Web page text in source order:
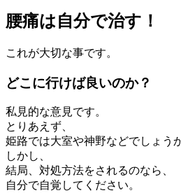
腰痛は自分で治す！
これが大切な事です。
どこに行けば良いのか？
私見的な意見です。
とりあえず、
姫路では大室や神野などでしょう
しかし、
結局、対処方法をされるのなら、
自分で自覚してください。